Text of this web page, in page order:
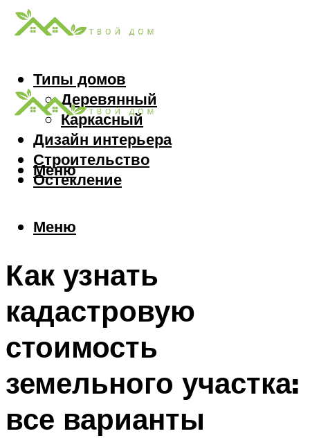
Типы домов
Деревянный
Каркасный
Дизайн интерьера
Строительство
Остекление
Меню
Меню
Как узнать
кадастровую
стоимость
земельного участка:
все варианты